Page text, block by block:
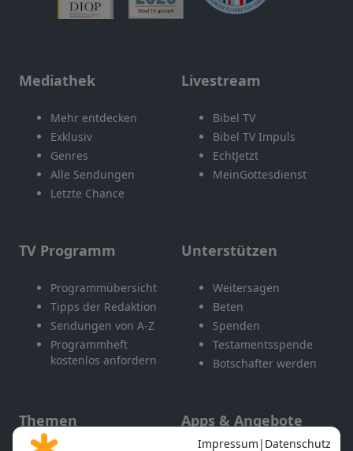
Mediathek
Mehr entdecken
Exklusiv
Genres
Alle Sendungen
Letzte Chance
Livestream
Bibel TV
Bibel TV Impuls
EchtJetzt
MeinGottesdienst
TV Programm
Programmübersicht
Tipps der Redaktion
Sendungen von A-Z
Programmheft
kostenlos anfordern
Unterstützen
Weitersagen
Beten
Spenden
Testamentsspende
Botschafter werden
Themen Apps & Angebote